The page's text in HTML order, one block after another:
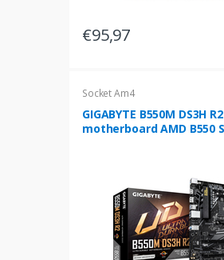
€95,97
Socket Am4
GIGABYTE B550M DS3H R2
motherboard AMD B550